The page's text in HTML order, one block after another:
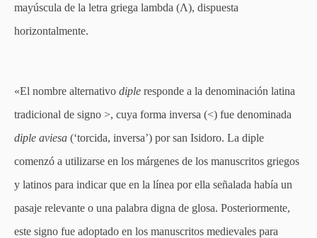
mayúscula de la letra griega lambda (Λ), dispuesta
horizontalmente.
«El nombre alternativo diple responde a la denominación latina
tradicional de signo >, cuya forma inversa (<) fue denominada
diple aviesa (‘torcida, inversa’) por san Isidoro. La diple
comenzó a utilizarse en los márgenes de los manuscritos griegos
y latinos para indicar que en la línea por ella señalada había un
pasaje relevante o una palabra digna de glosa. Posteriormente,
este signo fue adoptado en los manuscritos medievales para